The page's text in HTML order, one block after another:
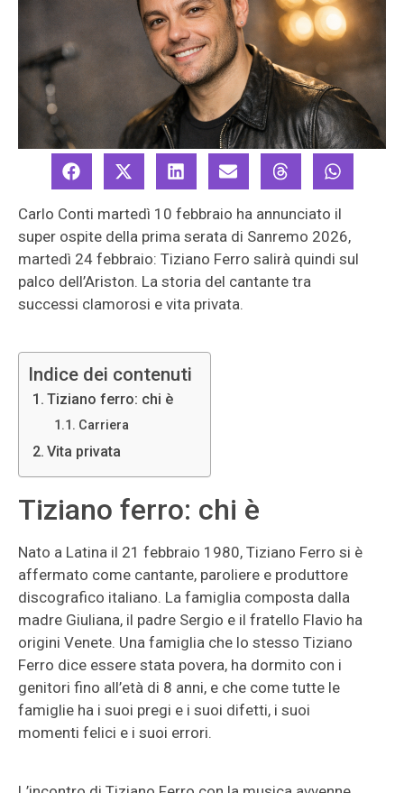
Carlo Conti martedì 10 febbraio ha annunciato il
super ospite della prima serata di Sanremo 2026,
martedì 24 febbraio: Tiziano Ferro salirà quindi sul
palco dell’Ariston. La storia del cantante tra
successi clamorosi e vita privata.
Indice dei contenuti
Tiziano ferro: chi è
Carriera
Vita privata
Tiziano ferro: chi è
Nato a Latina il 21 febbraio 1980, Tiziano Ferro si è
affermato come cantante, paroliere e produttore
discografico italiano. La famiglia composta dalla
madre Giuliana, il padre Sergio e il fratello Flavio ha
origini Venete. Una famiglia che lo stesso Tiziano
Ferro dice essere stata povera, ha dormito con i
genitori fino all’età di 8 anni, e che come tutte le
famiglie ha i suoi pregi e i suoi difetti, i suoi
momenti felici e i suoi errori.